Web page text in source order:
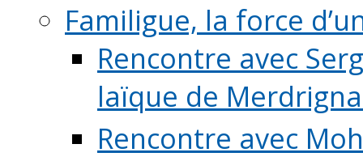
Familigue, la force
Rencontre avec
laïque de
Rencontre avec